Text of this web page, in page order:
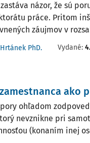
názor, že sú
práce. Pritom
záujmov v
PhD. Vydané:
ako
ohľadom
nevznikne pri
(konaním inej